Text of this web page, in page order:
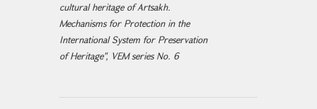
cultural heritage of Artsakh.
Mechanisms for Protection in the
International System for Preservation
of Heritage", VEM series No. 6